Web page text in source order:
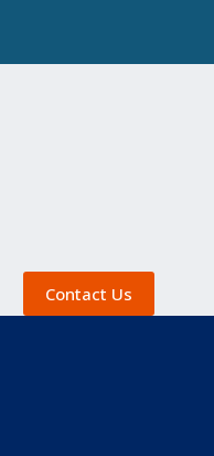
Contact Us